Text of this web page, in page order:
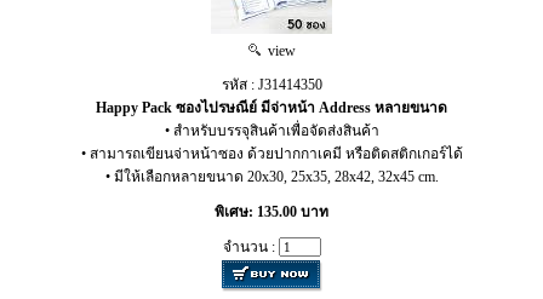
view
รหัส : J31414350
Happy Pack ซองไปรษณีย์ มีจ่าหน้า Address หลายขนาด
• สำหรับบรรจุสินค้าเพื่อจัดส่งสินค้า
• สามารถเขียนจ่าหน้าซอง ด้วยปากกาเคมี หรือติดสติกเกอร์ได้
• มีให้เลือกหลายขนาด 20x30, 25x35, 28x42, 32x45 cm.
พิเศษ: 135.00 บาท
จำนวน :